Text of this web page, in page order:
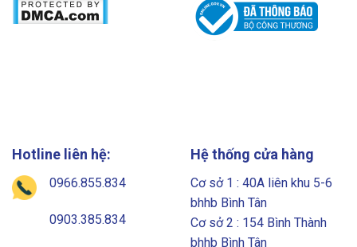
Hotline liên hệ:
0966.855.834
0903.385.834
Hệ thống cửa hàng
Cơ sở 1 : 40A liên khu 5-6
bhhb Bình Tân
Cơ sở 2 : 154 Bình Thành
bhhb Bình Tân